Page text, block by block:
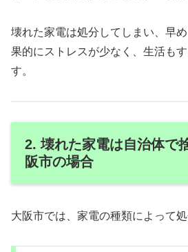
壊れた家電は処分してしまい、早
果的にストレスが少なく、生活も
す。
2. 壊れた家電は自治体で
阪市の場合
大阪市では、家電の種類によって